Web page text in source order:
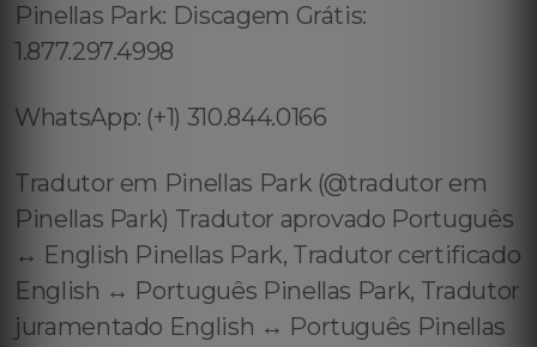
Pinellas Park: Discagem Grátis:
1.877.297.4998
WhatsApp: (+1) 310.844.0166
Tradutor em Pinellas Park (@tradutor em
Pinellas Park) Tradutor aprovado Português
↔️ English Pinellas Park, Tradutor certificado
English ↔️ Português Pinellas Park, Tradutor
juramentado English ↔️ Português Pinellas